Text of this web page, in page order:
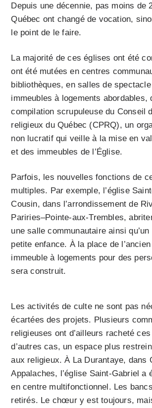
Depuis une décennie, pas moins de
Québec ont changé de vocation,
le point de le faire.
La majorité de ces églises ont été
ont été mutées en centres
bibliothèques, en salles de
im­meubles à logements abordables,
compilation scrupuleuse du Conseil
religieux du Québec (CPRQ), un
non lucratif qui veille à la mise en
et des immeubles de l’Église.
Parfois, les nouvelles fonctions de
multiples. Par exemple, l’église
Cousin, dans l’arrondissement de
Pariries–Pointe-aux-Trembles,
une salle communautaire ainsi
petite enfance. À la place de
immeuble à logements pour des
sera construit.
Les activités de culte ne sont pas
écartées des projets. Plusieurs
religieuses ont d’ailleurs racheté
d’autres cas, un espace plus
aux religieux. À La Durantaye, dans
Appalaches, l’église Saint-Gabriel a
en centre multifonctionnel. Les
retirés. Le chœur y est toujours,